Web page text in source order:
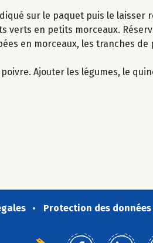
sur le paquet puis le laisser
verts en petits morceaux.
en morceaux, les tranches
Ajouter les légumes, le
Protection des données